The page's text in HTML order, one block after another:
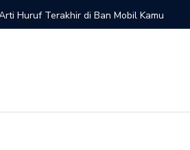
Huruf Terakhir di Ban Mobil Kamu